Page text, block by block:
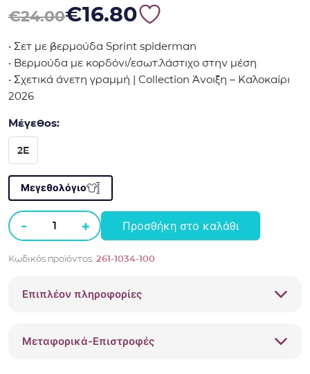
€24.00
Original price was: €24.00.
€16.80
Η τρέχουσα τιμή είναι: €16.80.
• Σετ με βερμούδα Sprint spiderman
• Βερμούδα με κορδόνι/εσωτ.λάστιχο στην μέση
• Σχετικά άνετη γραμμή | Collection Άνοιξη – Καλοκαίρι
2026
Μέγεθος:
2E
Μεγεθολόγιο
-
Σετ
βερμούδα
spiderman
Λευκό
+ Προσθήκη στο καλάθι
Κωδικός προϊόντος: 261-1034-100
Επιπλέον πληροφορίες
Μεταφορικά-Επιστροφές